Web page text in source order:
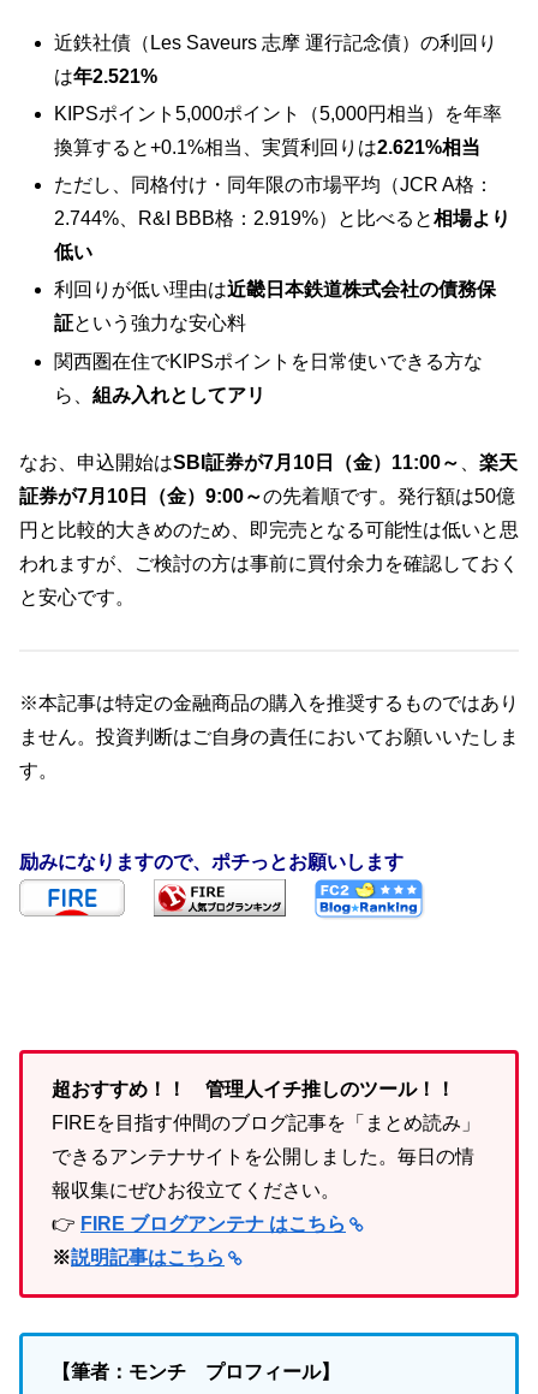
近鉄社債（Les Saveurs 志摩 運行記念債）の利回り
は年2.521%
KIPSポイント5,000ポイント（5,000円相当）を年率
換算すると+0.1%相当、実質利回りは2.621%相当
ただし、同格付け・同年限の市場平均（JCR A格：
2.744%、R&I BBB格：2.919%）と比べると相場より
低い
利回りが低い理由は近畿日本鉄道株式会社の債務保
証という強力な安心料
関西圏在住でKIPSポイントを日常使いできる方な
ら、組み入れとしてアリ
なお、申込開始はSBI証券が7月10日（金）11:00～
楽天
証券が7月10日（金）9:00～の先着順です。発行額は50億
円と比較的大きめのため、即完売となる可能性は低いと思
われますが、ご検討の方は事前に買付余力を確認しておく
と安心です。
※本記事は特定の金融商品の購入を推奨するものではあり
ません。投資判断はご自身の責任においてお願いいたしま
す。
励みになりますので、ポチっとお願いします
超おすすめ！！ 管理人イチ推しのツール！！
FIREを目指す仲間のブログ記事を「まとめ読み」
できるアンテナサイトを公開しました。毎日の情
報収集にぜひお役立てください。
👉 FIRE ブログアンテナ はこちら
※説明記事はこちら
【筆者：モンチ プロフィール】